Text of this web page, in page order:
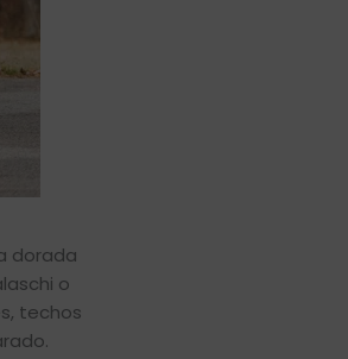
dorada
o
techos